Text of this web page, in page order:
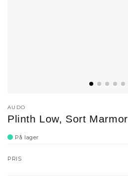
AUDO
Plinth Low, Sort Marmor
På lager
PRIS